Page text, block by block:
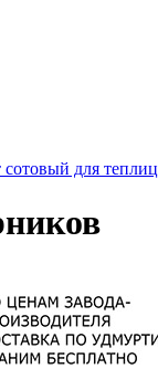
для теплиц